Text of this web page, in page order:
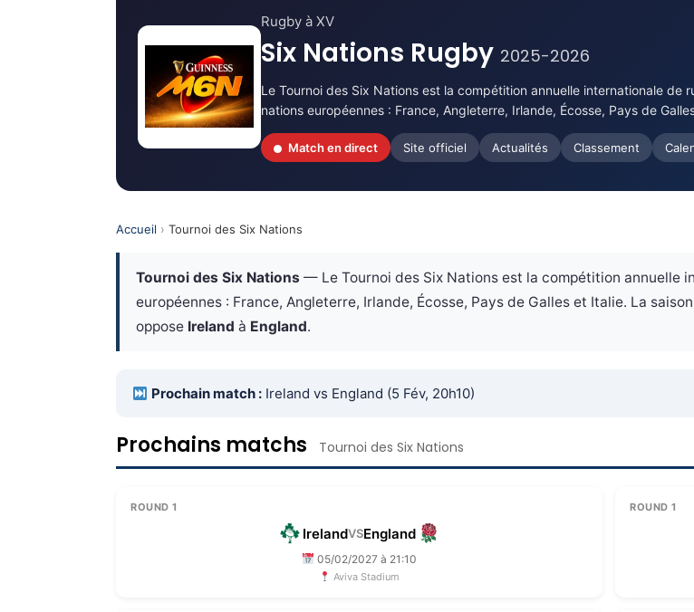
Rugby à XV
Six Nations Rugby 2025-2026
Le Tournoi des Six Nations est la compétition annuelle internationale de
nations européennes : France, Angleterre, Irlande, Écosse, Pays de
Match en direct Site officiel Actualités Classement
Accueil › Tournoi des Six Nations
Tournoi des Six Nations — Le Tournoi des Six Nations est la compétition annuelle
européennes : France, Angleterre, Irlande, Écosse, Pays de Galles et Italie. La saison
oppose Ireland à England.
Prochain match : Ireland vs England (5 Fév, 20h10)
Prochains matchs Tournoi des Six Nations
ROUND 1
IrelandVSEngland
05/02/2027 à 21:10
Aviva Stadium
ROUND 1